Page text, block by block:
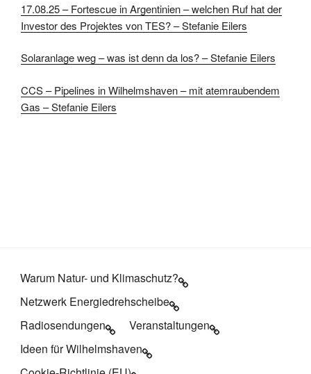
17.08.25 – Fortescue in Argentinien – welchen Ruf hat der
Investor des Projektes von TES? – Stefanie Eilers
Solaranlage weg – was ist denn da los? – Stefanie Eilers
CCS – Pipelines in Wilhelmshaven – mit atemraubendem
Gas – Stefanie Eilers
Warum Natur- und Klimaschutz?
Netzwerk Energiedrehscheibe
Radiosendungen
Veranstaltungen
Ideen für Wilhelmshaven